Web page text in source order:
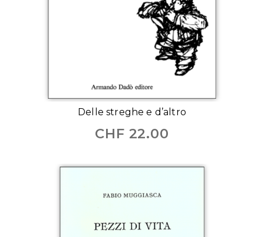
Delle streghe e d’altro
CHF 22.00